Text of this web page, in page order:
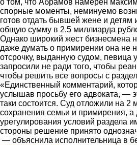
спорные моменты, неминуемо
готов отдать бывшей жене и детям
общую сумму в 2,5 миллиарда
Однако широкий жест бизнесмена
даже думать о примирении она не
отсрочку, выданную судом, певица
запросили не ради того, чтобы
чтобы решить все вопросы с
«Единственный комментарий,
услышав просьбу его адвоката, —
таки состоится. Суд отложили на 2
сохранения семьи и примирения, а
урегулирования условий раздела
стороны решение принято
— объяснила исполнительница в